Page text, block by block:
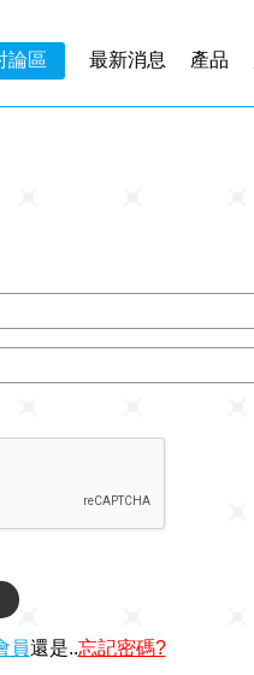
論區 最新消息 產品
員還是..忘記密碼?